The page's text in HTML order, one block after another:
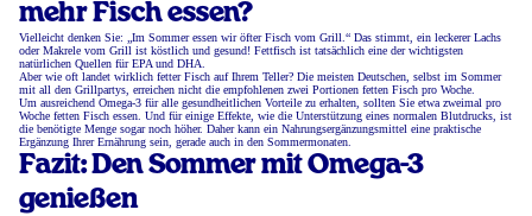
mehr Fisch essen?
Vielleicht denken Sie: „Im Sommer essen wir öfter Fisch vom Grill.“ Das stimmt, ein leckerer Lachs
oder Makrele vom Grill ist köstlich und gesund! Fettfisch ist tatsächlich eine der wichtigsten
natürlichen Quellen für EPA und DHA.
Aber wie oft landet wirklich fetter Fisch auf Ihrem Teller? Die meisten Deutschen, selbst im Sommer
mit all den Grillpartys, erreichen nicht die empfohlenen zwei Portionen fetten Fisch pro Woche.
Um ausreichend Omega-3 für alle gesundheitlichen Vorteile zu erhalten, sollten Sie etwa zweimal pro
Woche fetten Fisch essen. Und für einige Effekte, wie die Unterstützung eines normalen Blutdrucks, ist
die benötigte Menge sogar noch höher. Daher kann ein Nahrungsergänzungsmittel eine praktische
Ergänzung Ihrer Ernährung sein, gerade auch in den Sommermonaten.
Fazit: Den Sommer mit Omega-3
genießen